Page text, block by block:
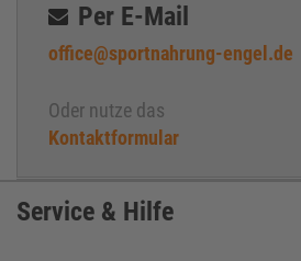
Per E-Mail
office@sportnahrung-engel.de
Oder nutze das
Kontaktformular
Service & Hilfe